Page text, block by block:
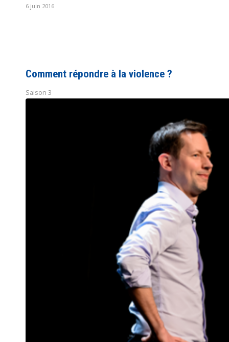
6 juin 2016
Comment répondre à la violence ?
Saison 3